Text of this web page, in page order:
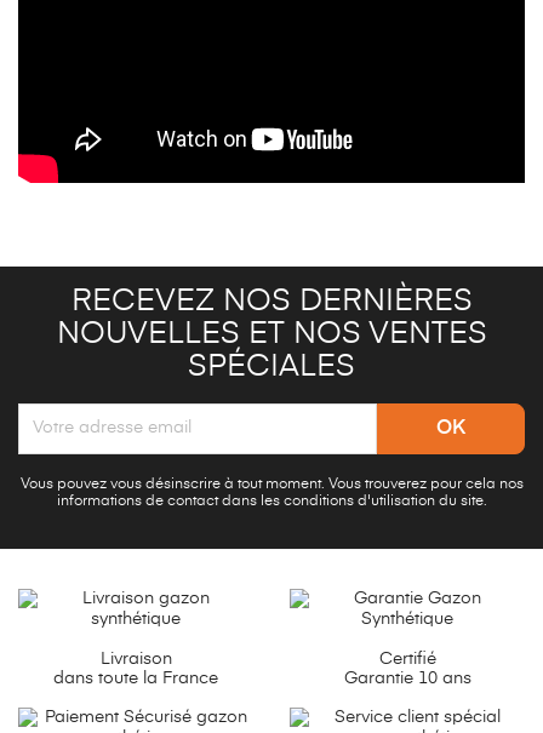
RECEVEZ NOS DERNIÈRES
NOUVELLES ET NOS VENTES
SPÉCIALES
Vous pouvez vous désinscrire à tout moment. Vous trouverez pour cela nos
informations de contact dans les conditions d'utilisation du site.
Livraison
dans toute la France
Certifié
Garantie 10 ans